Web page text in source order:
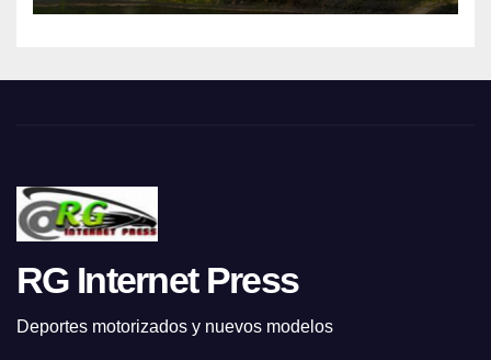
RG Internet Press
Deportes motorizados y nuevos modelos